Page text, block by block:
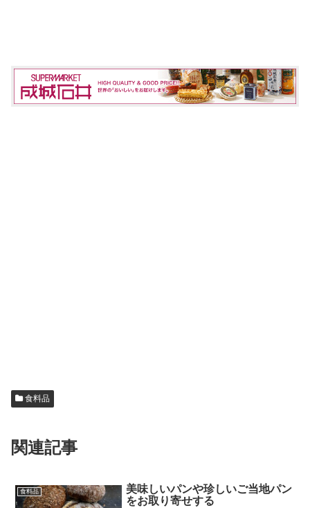
食料品
関連記事
食料品
美味しいパンや珍しいご当地パン
をお取り寄せする